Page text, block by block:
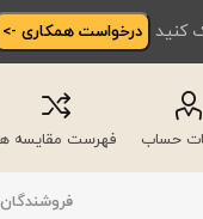
کنید درخواست همکاری ->
حساب فهرست مقایسه
فروشندگان